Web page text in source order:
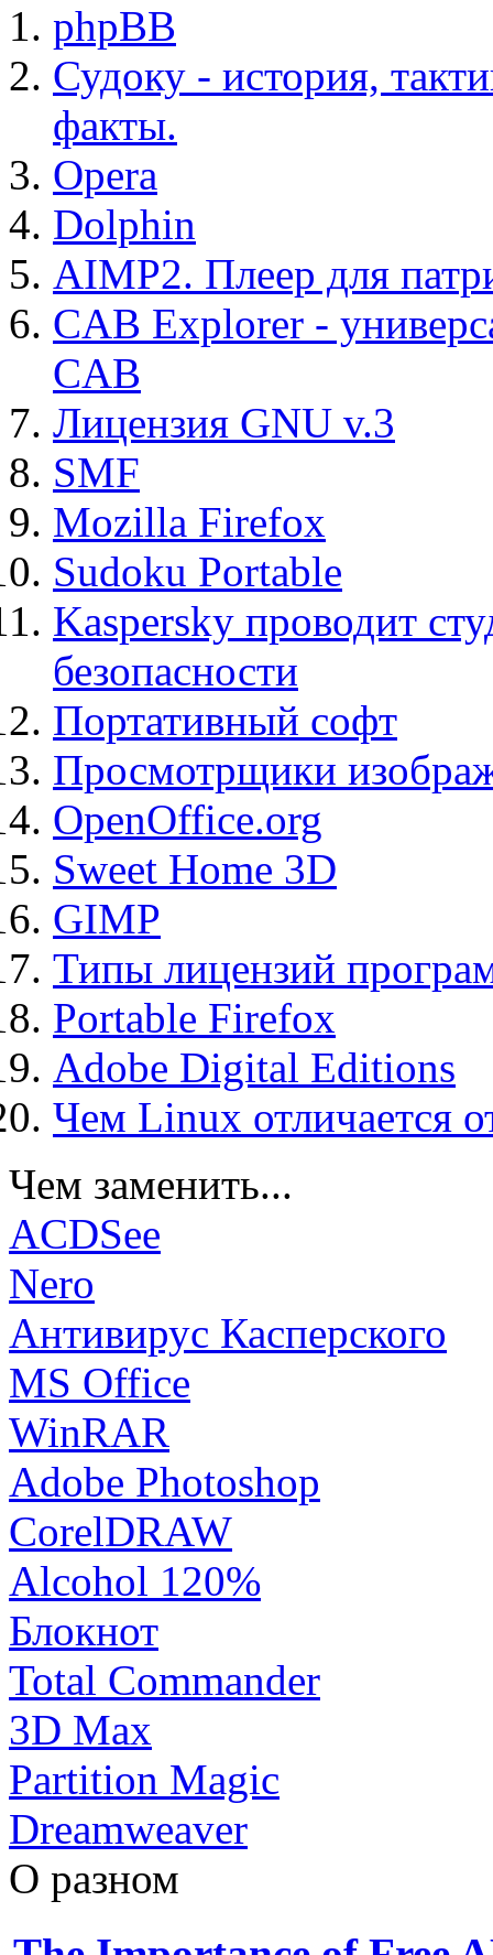
phpBB
Судоку - история,
факты.
Opera
Dolphin
AIMP2. Плеер для
CAB Explorer -
CAB
Лицензия GNU v.3
SMF
Mozilla Firefox
Sudoku Portable
Kaspersky проводит
безопасности
Портативный софт
Просмотрщики
OpenOffice.org
Sweet Home 3D
GIMP
Типы лицензий
Portable Firefox
Adobe Digital Editions
Чем Linux отличается
Чем заменить...
ACDSee
Nero
Антивирус Касперского
MS Office
WinRAR
Adobe Photoshop
CorelDRAW
Alcohol 120%
Блокнот
Total Commander
3D Max
Partition Magic
Dreamweaver
О разном